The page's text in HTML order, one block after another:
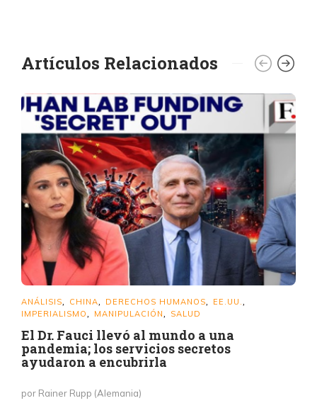
Artículos Relacionados
ANÁLISIS CHINA DERECHOS HUMANOS EE.UU.
IMPERIALISMO MANIPULACIÓN SALUD
El Dr. Fauci llevó al mundo a una
pandemia; los servicios secretos
ayudaron a encubrirla
por Rainer Rupp (Alemania)